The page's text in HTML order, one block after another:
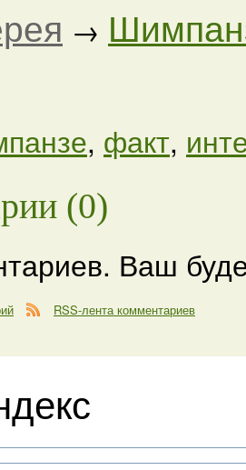
→
, факт,
(0)
Ваш
RSS-лента комментариев